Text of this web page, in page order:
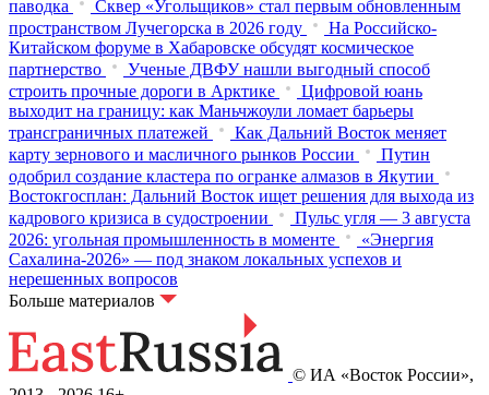
паводка
Сквер «Угольщиков» стал первым обновленным
пространством Лучегорска в 2026 году
На Российско-
Китайском форуме в Хабаровске обсудят космическое
партнерство
Ученые ДВФУ нашли выгодный способ
строить прочные дороги в Арктике
Цифровой юань
выходит на границу: как Маньчжоули ломает барьеры
трансграничных платежей
Как Дальний Восток меняет
карту зернового и масличного рынков России
Путин
одобрил создание кластера по огранке алмазов в Якутии
Востокгосплан: Дальний Восток ищет решения для выхода из
кадрового кризиса в судостроении
Пульс угля — 3 августа
2026: угольная промышленность в моменте
«Энергия
Сахалина-2026» — под знаком локальных успехов и
нерешенных вопросов
Больше материалов
© ИА «Восток России»,